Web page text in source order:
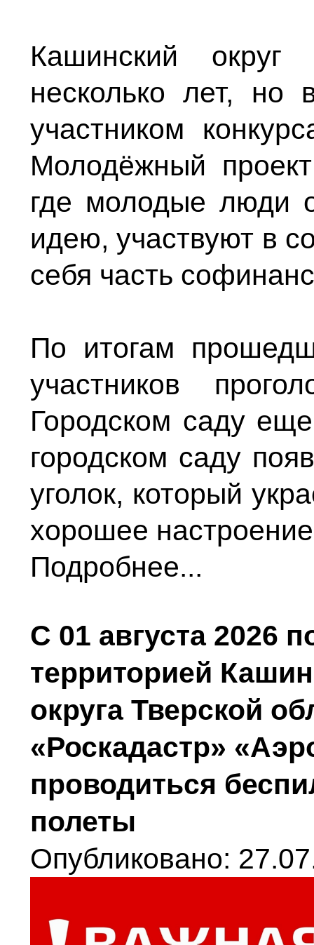
Кашинский
несколько лет, но
участником
Молодёжный
где молодые люди
идею, участвуют в
себя часть
По итогам
участников
Городском саду
городском саду
уголок, который
хорошее настроение
Подробнее...
С 01 августа 2026
территорией
округа Тверской
«Роскадастр»
проводиться
полеты
Опубликовано: